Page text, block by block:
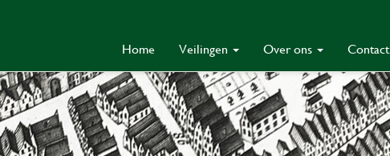
Home Veilingen Over ons Contact